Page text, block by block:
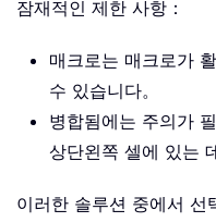
잠재적인 제한 사항：
매크로는 매크로가
수 있습니다。
병합됨에는 주의가
상단왼쪽 셀에 있는
이러한 솔루션 중에서 선